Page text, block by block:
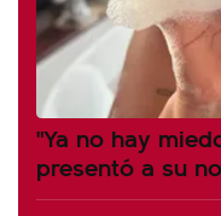
"Ya no hay
presentó a su